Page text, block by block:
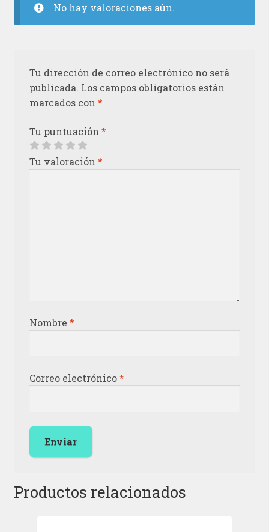
No hay valoraciones aún.
Tu dirección de correo electrónico no será
publicada. Los campos obligatorios están
marcados con *
Tu puntuación *
Tu valoración *
Nombre *
Correo electrónico*
Productos relacionados